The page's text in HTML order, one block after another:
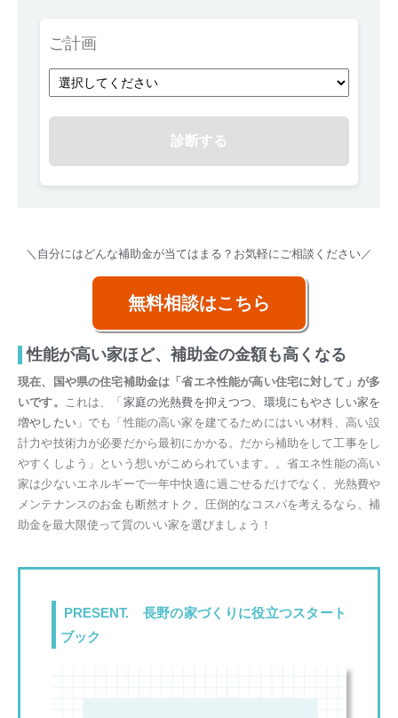
ご計画
診断する
＼自分にはどんな補助金が当てはまる？お気軽にご相談ください／
無料相談はこちら
性能が高い家ほど、補助金の金額も高くなる
現在、国や県の住宅補助金は「省エネ性能が高い住宅に対して」が多
いです。
これは、「家庭の光熱費を抑えつつ、環境にもやさしい家を
増やしたい」でも「性能の高い家を建てるためにはいい材料、高い設
計力や技術力が必要だから最初にかかる。だから補助をして工事をし
やすくしよう」という想いがこめられています。
。省エネ性能の高い
家は少ないエネルギーで一年中快適に過ごせるだけでなく、光熱費や
メンテナンスのお金も断然オトク。圧倒的なコスパを考えるなら、補
助金を最大限使って質のいい家を選びましょう！
PRESENT. 長野の家づくりに役立つスタート
ブック